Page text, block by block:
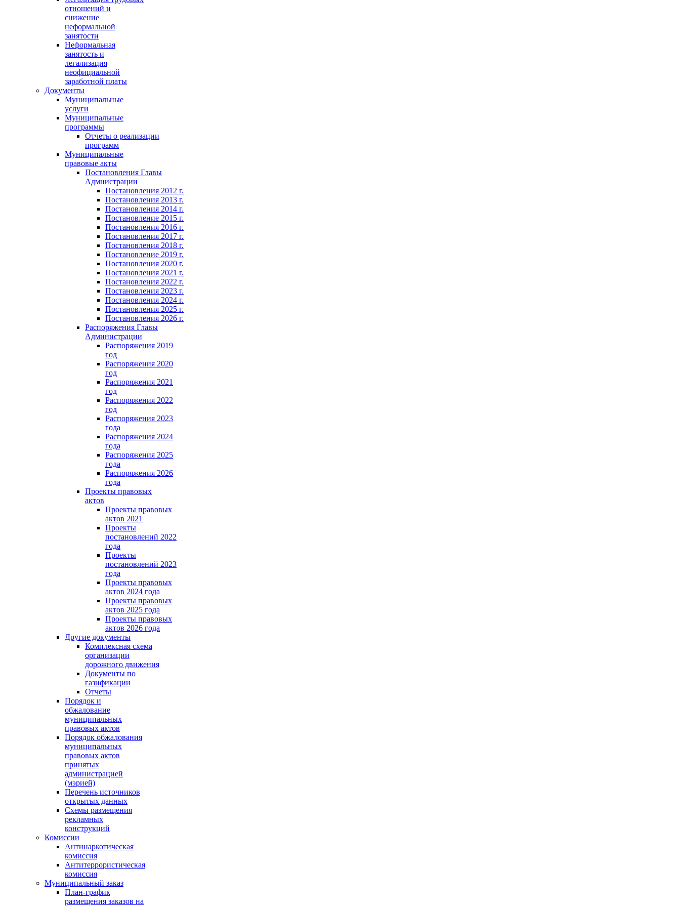
отношений и
снижение
неформальной
занятости
Неформальная
занятость и
легализация
неофициальной
заработной платы
Документы
Муниципальные
услуги
Муниципальные
программы
Отчеты о реализации
программ
Муниципальные
правовые акты
Постановления Главы
Адмнистрации
Постановления 2012 г.
Постановления 2013 г.
Постановления 2014 г.
Постановление 2015 г.
Постановления 2016 г.
Постановления 2017 г.
Постановления 2018 г.
Постановление 2019 г.
Постановления 2020 г.
Постановления 2021 г.
Постановления 2022 г.
Постановления 2023 г.
Постановления 2024 г.
Постановления 2025 г.
Постановления 2026 г.
Распоряжения Главы
Администрации
Распоряжения 2019
год
Распоряжения 2020
год
Распоряжения 2021
год
Распоряжения 2022
год
Распоряжения 2023
года
Распоряжения 2024
года
Распоряжения 2025
года
Распоряжения 2026
года
Проекты правовых
актов
Проекты правовых
актов 2021
Проекты
постановлений 2022
года
Проекты
постановлений 2023
года
Проекты правовых
актов 2024 года
Проекты правовых
актов 2025 года
Проекты правовых
актов 2026 года
Другие документы
Комплексная схема
организации
дорожного движения
Документы по
газификации
Отчеты
Порядок и
обжалование
муниципальных
правовых актов
Порядок обжалования
муниципальных
правовых актов
принятых
администрацией
(мэрией)
Перечень источников
открытых данных
Схемы размещения
рекламных
конструкций
Комиссии
Антинаркотическая
комиссия
Антитеррористическая
комиссия
Муниципальный заказ
План-график
размещения заказов на